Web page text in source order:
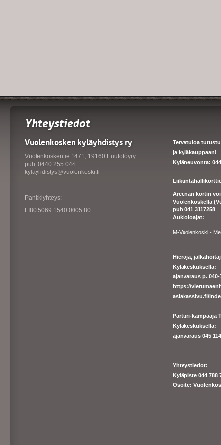
Yhteystiedot
Vuolenkosken kyläyhdistys ry
Vuolenkoskentie 1471, 19160 Huutotöyry
puh. 0440 255 044
kylayhdistys@vuolenkoski.fi
Pankkiyhteys:
FI80 5069 1540 0005 80
Tervetuloa
ja kyläkauppaan!
Kyläneuvonta: 044
Areenan kortin
Vuolenkoskella
puh 041 3117258
Aukioloajat:
M-Vuolenkoski -
Hieroja,
Kyläkeskuksella:
ajanvaraus p.
https://
asiakassivu.fi/
Parturi-kampaaja
Kyläkeskuksella:
ajanvaraus 045
Yhteystiedot:
Kyläpiste 044 788
Osoite: